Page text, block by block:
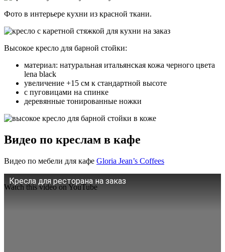
Фото в интерьере кухни из красной ткани.
Высокое кресло для барной стойки:
материал: натуральная итальянская кожа черного цвета
lena black
увеличение +15 см к стандартной высоте
с пуговицами на спинке
деревянные тонированные ножки
Видео по креслам в кафе
Видео по мебели для кафе Gloria Jean’s Coffees
Кресла для ресторана на заказ
Watch this video on YouTube